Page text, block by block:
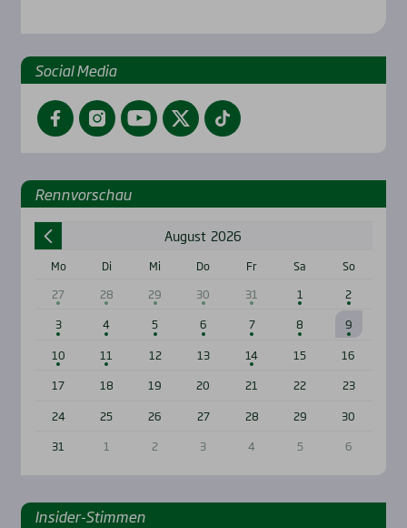
Social Media
FacebookInstagramYouTubeTwitterTikTok
Renn­vor­schau
August 2026
Mo Di Mi Do Fr Sa
So
27
28 29 30 31 1
2
3
4 5 6 7 8
9
10
11 12 13 14 15
16
17
18 19 20 21 22
23
24
25 26 27 28 29
30
31
1 2 3 4 5 6
Insi­der-Stim­men